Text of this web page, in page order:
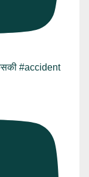
#accident